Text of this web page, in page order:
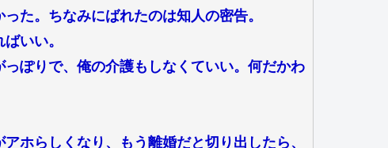
た。ちなみにばれたのは知人の密告。
いい。
ぽりで、俺の介護もしなくていい。何だかわ
ホらしくなり、もう離婚だと切り出したら、